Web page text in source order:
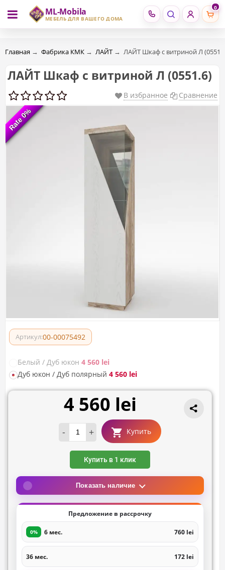
ML-Mobila
МЕБЕЛЬ ДЛЯ ВАШЕГО ДОМА
0
RU RO
Главная → Фабрика КМК → ЛАЙТ → ЛАЙТ Шкаф с витриной Л
ЛАЙТ Шкаф с витриной Л (0551.6)
В избранное Сравнение
Rate 0%
Rate 0%
Артикул:00-00075492
Белый / Дуб юкон 4 560 lei
Дуб юкон / Дуб полярный 4 560 lei
4 560 lei
- + Купить
Купить в 1 клик
Показать наличие
Предложение в рассрочку
0% 6 мес. 760 lei
36 мес. 172 lei